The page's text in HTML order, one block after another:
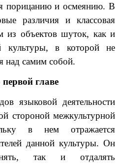
порицанию и осмеянию. В
различия и классовая
из объектов шуток, как и
культуры, в которой не
над самим собой.
главе
языковой деятельности
стороной межкультурной
в нем отражается
данной культуры. Он
так и отдалять